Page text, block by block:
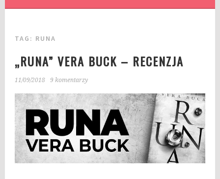
TAG: RUNA
„RUNA” VERA BUCK – RECENZJA
11/09/2018 9 komentarzy